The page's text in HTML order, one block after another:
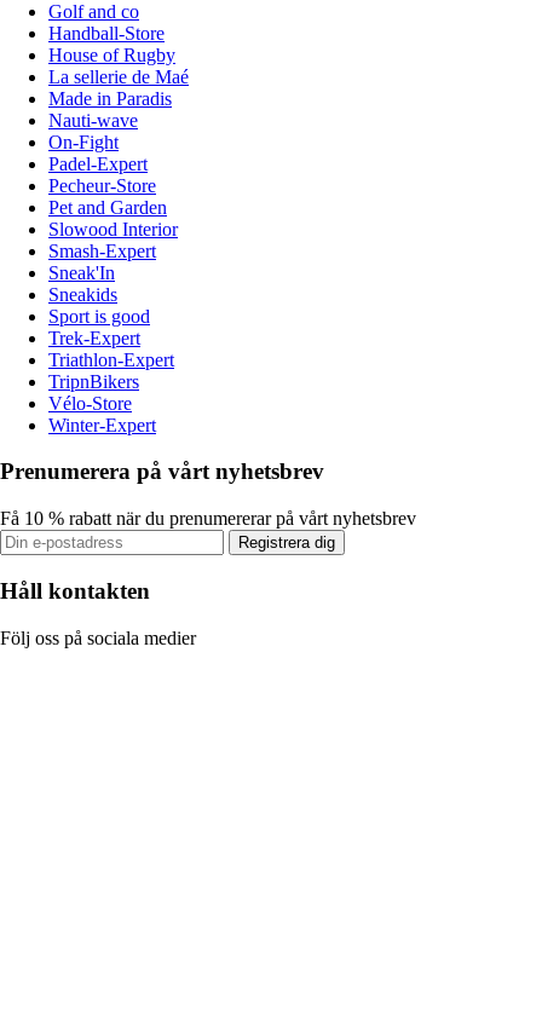
Golf and co
Handball-Store
House of Rugby
La sellerie de Maé
Made in Paradis
Nauti-wave
On-Fight
Padel-Expert
Pecheur-Store
Pet and Garden
Slowood Interior
Smash-Expert
Sneak'In
Sneakids
Sport is good
Trek-Expert
Triathlon-Expert
TripnBikers
Vélo-Store
Winter-Expert
Prenumerera på vårt nyhetsbrev
Få 10 % rabatt när du prenumererar på vårt nyhetsbrev
Registrera dig
Håll kontakten
Följ oss på sociala medier